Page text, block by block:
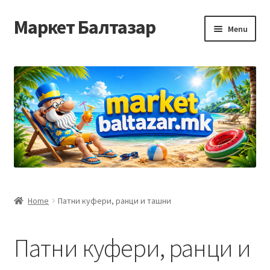
Skip
to
Skip
to
Маркет Балтазар Menu
Checkout
Homepage
Privacy Policy
Корисничка подршка
Home Патни куфери, ранци и ташни
Патни куфери, ранци и